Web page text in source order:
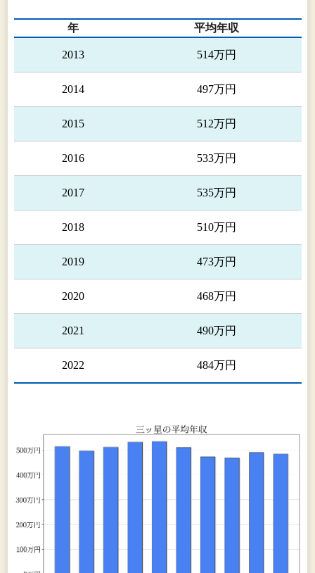
事
業
年 平均年収
2013 514万円
2014 497万円
2015 512万円
2016 533万円
2017 535万円
2018 510万円
2019 473万円
2020 468万円
2021 490万円
2022 484万円